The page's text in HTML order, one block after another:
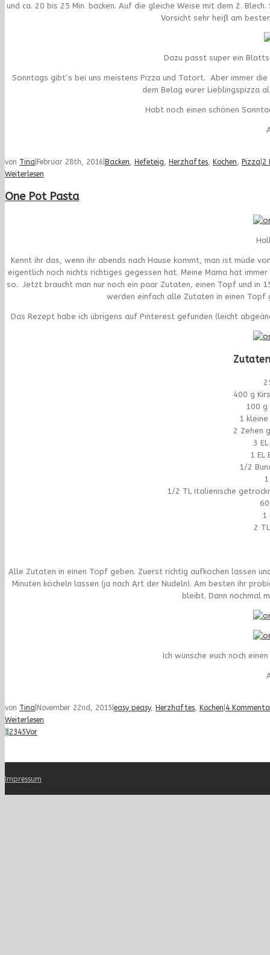
und ca. 20 bis 25 Min. backen. Auf die gleiche Weise mit dem 2.
Vorsicht sehr heiß am
Dazu passt super ein
Sonntags gibt´s bei uns meistens Pizza und Tatort. Aber immer
dem Belag eurer Lieblingspizza
Habt noch einen schönen
von Tina Februar 28th, 2016 Backen Hefeteig Herzhaftes Kochen Pizza 2
Weiterlesen
One Pot Pasta
Kennt ihr das, wenn ihr abends nach Hause kommt, man ist müde
eigentlich noch nichts richtiges gegessen hat. Meine Mama hat
so. Jetzt braucht man nur noch ein paar Zutaten, einen Topf und in
werden einfach alle Zutaten in einen Topf
Das Rezept habe ich übrigens auf Pinterest gefunden (leicht
400 g
100
1
2 Zehen
3
1 EL
1/2
1/2 TL italienische
1
2
Alle Zutaten in einen Topf geben. Zuerst richtig aufkochen lassen
Minuten köcheln lassen (ja nach Art der Nudeln). Am besten ihr
bleibt. Dann nochmal
Ich wünsche euch noch
von Tina November 22nd, 2015 easy peasy, Herzhaftes, Kochen 4
Weiterlesen
12345Vor
Impressum